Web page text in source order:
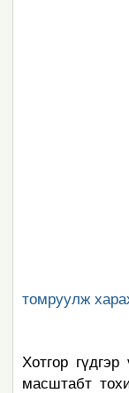
томруулж
Хотгор
масштабт